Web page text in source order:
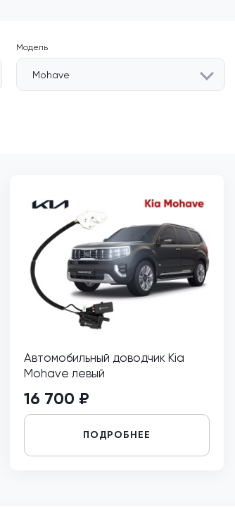
Модель
Mohave
Автомобильный доводчик Kia
Mohave левый
16 700 ₽
ПОДРОБНЕЕ